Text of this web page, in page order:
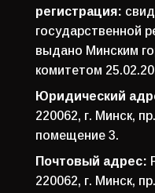
регистрация:
государственной
выдано Минским
комитетом
Юридический
220062, г. Минск,
помещение 3.
Почтовый адрес:
220062, г. Минск,